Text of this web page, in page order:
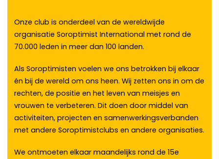
Onze club is onderdeel van de wereldwijde
organisatie Soroptimist International met rond de
70.000 leden in meer dan 100 landen.
Als Soroptimisten voelen we ons betrokken bij elkaar
én bij de wereld om ons heen. Wij zetten ons in om de
rechten, de positie en het leven van meisjes en
vrouwen te verbeteren. Dit doen door middel van
activiteiten, projecten en samenwerkingsverbanden
met andere Soroptimistclubs en andere organisaties.
We ontmoeten elkaar maandelijks rond de 15e